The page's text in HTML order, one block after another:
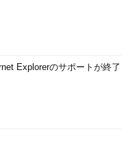
Explorerのサポートが終了